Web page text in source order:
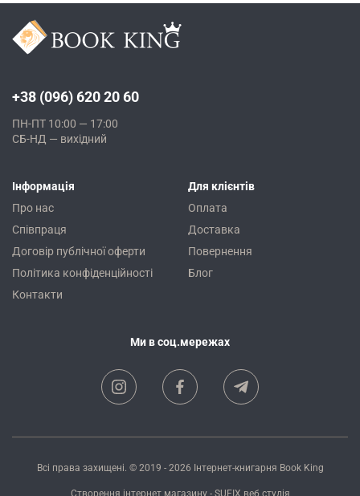
+38 (096) 620 20 60
ПН-ПТ 10:00 — 17:00
СБ-НД — вихідний
Інформація
Про нас
Співпраця
Договір публічної оферти
Політика конфіденційності
Контакти
Для клієнтів
Оплата
Доставка
Повернення
Блог
Ми в соц.мережах
Всі права захищені. © 2019 - 2026 Інтернет-книгарня Book King
Створення інтернет магазину- SUFIX веб студія